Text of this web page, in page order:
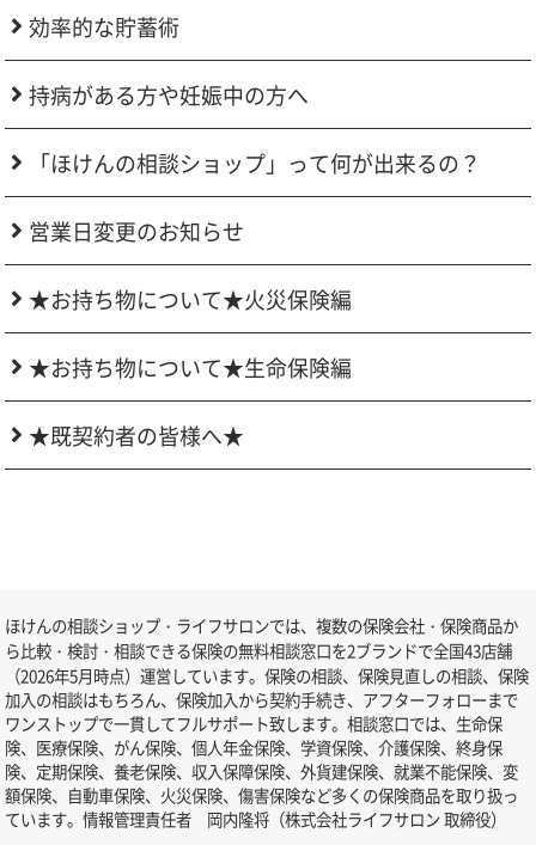
効率的な貯蓄術
持病がある方や妊娠中の方へ
「ほけんの相談ショップ」って何が出来るの？
営業日変更のお知らせ
★お持ち物について★火災保険編
★お持ち物について★生命保険編
★既契約者の皆様へ★
ほけんの相談ショップ・ライフサロンでは、複数の保険会社・保険商品か
ら比較・検討・相談できる保険の無料相談窓口を2ブランドで全国43店舗
（2026年5月時点）運営しています。保険の相談、保険見直しの相談、保険
加入の相談はもちろん、保険加入から契約手続き、アフターフォローまで
ワンストップで一貫してフルサポート致します。相談窓口では、生命保
険、医療保険、がん保険、個人年金保険、学資保険、介護保険、終身保
険、定期保険、養老保険、収入保障保険、外貨建保険、就業不能保険、変
額保険、自動車保険、火災保険、傷害保険など多くの保険商品を取り扱っ
ています。情報管理責任者 岡内隆将（株式会社ライフサロン 取締役）